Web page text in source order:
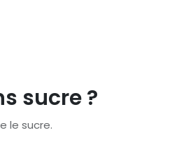
sucre ?
le sucre.